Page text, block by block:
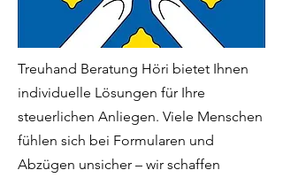
Treuhand Beratung Höri bietet Ihnen
individuelle Lösungen für Ihre
steuerlichen Anliegen. Viele Menschen
fühlen sich bei Formularen und
Abzügen unsicher – wir schaffen